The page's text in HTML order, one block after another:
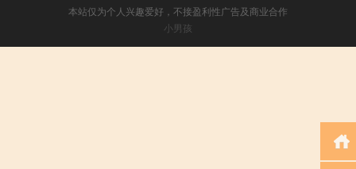
本站仅为个人兴趣爱好，不接盈利性广告及商业合作
小男孩